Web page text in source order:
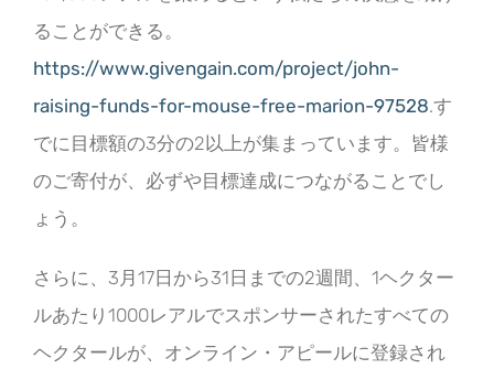
ることができる。
https://www.givengain.com/project/john-
raising-funds-for-mouse-free-marion-97528.す
でに目標額の3分の2以上が集まっています。皆様
のご寄付が、必ずや目標達成につながることでし
ょう。
さらに、3月17日から31日までの2週間、1ヘクター
ルあたり1000レアルでスポンサーされたすべての
ヘクタールが、オンライン・アピールに登録され